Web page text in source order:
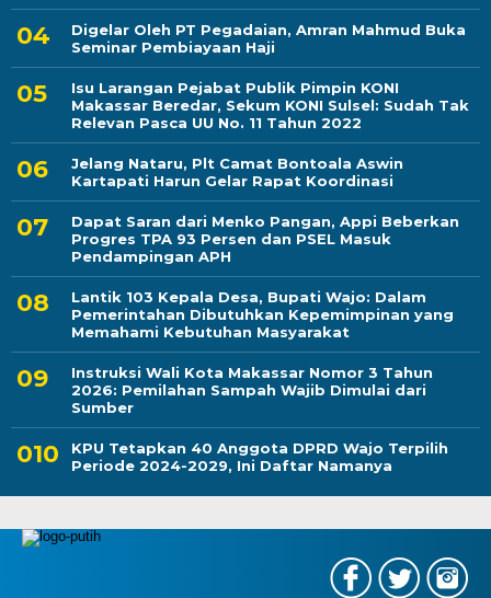
Digelar Oleh PT Pegadaian, Amran Mahmud Buka
Seminar Pembiayaan Haji
Isu Larangan Pejabat Publik Pimpin KONI
Makassar Beredar, Sekum KONI Sulsel: Sudah Tak
Relevan Pasca UU No. 11 Tahun 2022
Jelang Nataru, Plt Camat Bontoala Aswin
Kartapati Harun Gelar Rapat Koordinasi
Dapat Saran dari Menko Pangan, Appi Beberkan
Progres TPA 93 Persen dan PSEL Masuk
Pendampingan APH
Lantik 103 Kepala Desa, Bupati Wajo: Dalam
Pemerintahan Dibutuhkan Kepemimpinan yang
Memahami Kebutuhan Masyarakat
Instruksi Wali Kota Makassar Nomor 3 Tahun
2026: Pemilahan Sampah Wajib Dimulai dari
Sumber
KPU Tetapkan 40 Anggota DPRD Wajo Terpilih
Periode 2024-2029, Ini Daftar Namanya